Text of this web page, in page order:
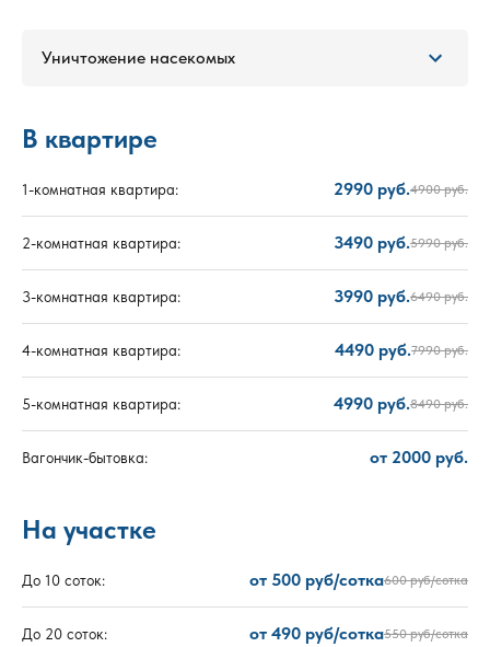
Уничтожение насекомых
В квартире
1-комнатная квартира: 2990 руб.4900 руб.
2-комнатная квартира: 3490 руб.5990 руб.
3-комнатная квартира: 3990 руб.6490 руб.
4-комнатная квартира: 4490 руб.7990 руб.
5-комнатная квартира: 4990 руб.8490 руб.
Вагончик-бытовка: от 2000 руб.
На участке
До 10 соток: от 500 руб/сотка600 руб/сотка
До 20 соток: от 490 руб/сотка550 руб/сотка